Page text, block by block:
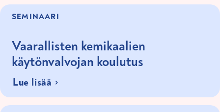
SEMINAARI
Vaarallisten kemikaalien
käytönvalvojan koulutus
Lue lisää